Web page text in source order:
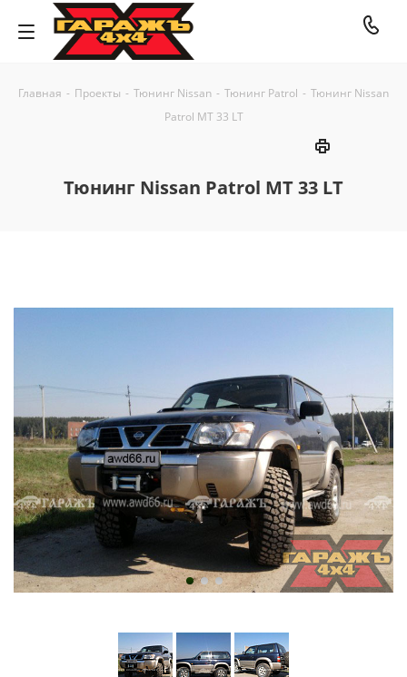
Главная - Проекты - Тюнинг Nissan - Тюнинг Patrol - Тюнинг Nissan
Patrol MT 33 LT
Тюнинг Nissan Patrol MT 33 LT